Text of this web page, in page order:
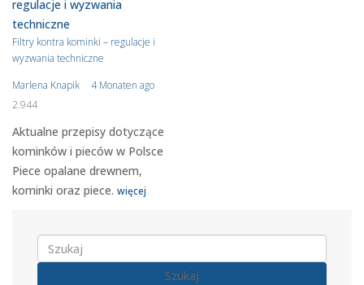
Filtry kontra kominki – regulacje i
wyzwania techniczne
Marlena Knapik
4 Monaten ago
2.944
Aktualne przepisy dotyczące
kominków i pieców w Polsce
Piece opalane drewnem,
kominki oraz piece. więcej
Szukaj